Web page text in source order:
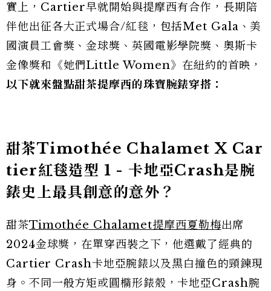
實上，Cartier早就開始與提摩西有合作，長期陪
伴他出征各大正式場合/紅毯，包括Met Gala、美
國演員工會獎、金球獎、英國電影學院獎、奧斯卡
金像獎和《她們Little Women》在紐約的首映，
以下就來盤點甜茶提摩西的珠寶腕錶穿搭：
甜茶Timothée Chalamet X Car
tier紅毯造型 1 - 卡地亞Crash是腕
錶史上最具創意的意外？
甜茶Timothée Chalamet提摩西夏勒梅出席
2024金球獎，在單穿西裝之下，他選戴了經典的
Cartier Crash卡地亞腕錶以及黑白撞色的頸鍊現
身。不同一般方矩或圓橢形錶殼，卡地亞Crash腕